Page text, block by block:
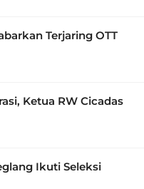
Terjaring OTT
Ketua RW Cicadas
Ikuti Seleksi